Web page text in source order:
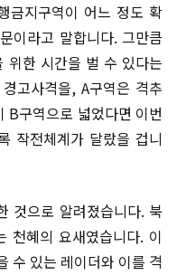
금지구역이 어느 정도 확
이라고 말합니다. 그만큼
위한 시간을 벌 수 있다는
고사격을, A구역은 격추
B구역으로 넓었다면 이번
작전체계가 달랐을 겁니
것으로 알려졌습니다. 북
천혜의 요새였습니다. 이
수 있는 레이더와 이를 격